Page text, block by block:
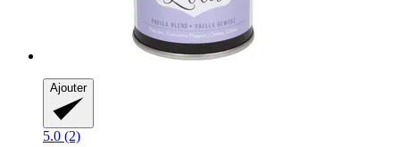
Ajouter
5.0 (2)